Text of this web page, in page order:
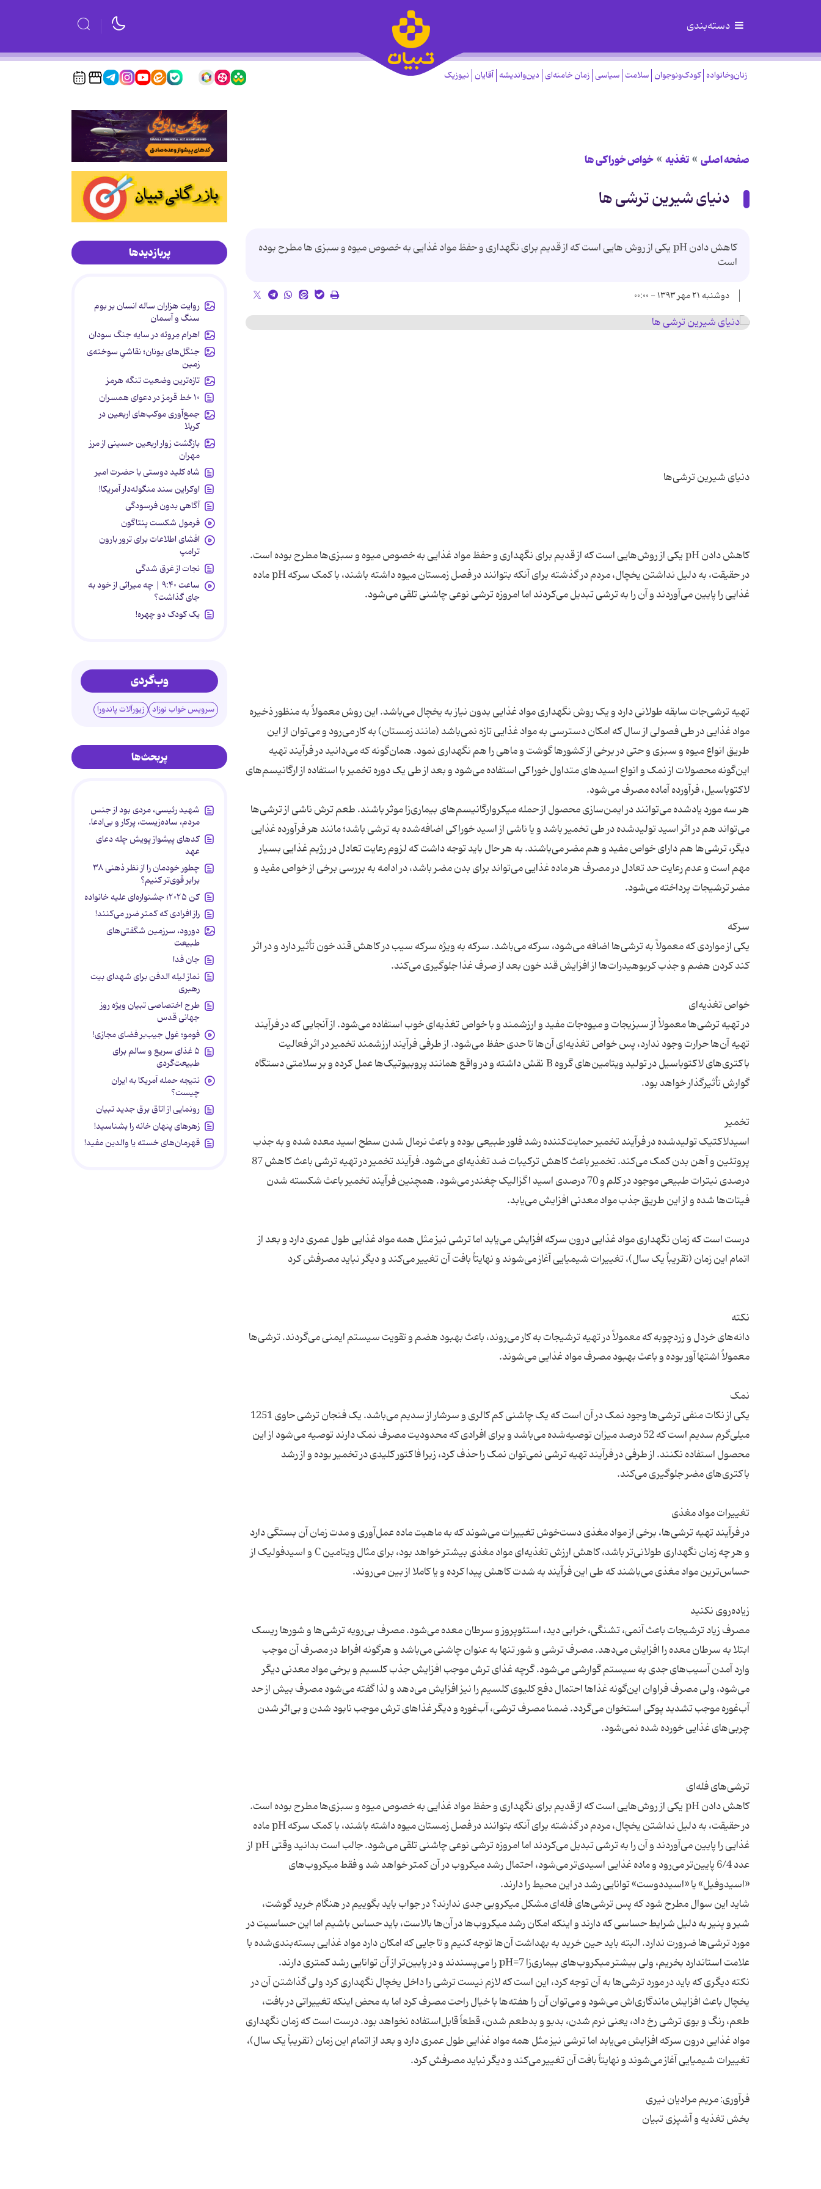
دسته‌بندی
زنان‌وخانواده کودک‌ونوجوان سلامت سیاسی زمان خامنه‌ای دین‌واندیشه آقایان نیوزیک
صفحه اصلی تغذیه خواص خوراكی ها
دنیای شیرین ترشی ها
کاهش دادن pH یکی از روش هایی است که از قدیم برای نگهداری و حفظ مواد غذایی به خصوص میوه و سبزی ها مطرح بوده
است
دوشنبه ۲۱ مهر ۱۳۹۳ - ۰۰:۰۰
کاهش دادن pH یکی از روش‌هایی است که از قدیم برای نگهداری و حفظ مواد غذایی به خصوص میوه و سبزی‌ها مطرح بوده است.
در حقیقت، به دلیل نداشتن یخچال، مردم در گذشته برای آنکه بتوانند در فصل زمستان میوه داشته باشند، با کمک سرکه pH ماده
تهیه ترشی‌جات سابقه طولانی دارد و یک روش نگهداری مواد غذایی بدون نیاز به یخچال می‌باشد. این روش معمولاً به منظور ذخیره
مواد غذایی در طی فصولی از سال که امکان دسترسی به مواد غذایی تازه نمی‌باشد (مانند زمستان) به کار می‌رود و می‌توان از این
طریق انواع میوه و سبزی و حتی در برخی از کشورها گوشت و ماهی را هم نگهداری نمود. همان‌گونه که می‌دانید در فرآیند تهیه
این‌گونه محصولات از نمک و انواع اسیدهای متداول خوراکی استفاده می‌شود و بعد از طی یک دوره تخمیر با استفاده از ارگانیسم‌های
هر سه مورد یادشده می‌توانند در ایمن‌سازی محصول از حمله میکروارگانیسم‌های بیماری‌زا موثر باشند. طعم ترش ناشی از ترشی‌ها
می‌تواند هم در اثر اسید تولیدشده در طی تخمیر باشد و یا ناشی از اسید خوراکی اضافه‌شده به ترشی باشد؛ مانند هر فرآورده غذایی
دیگر، ترشی‌ها هم دارای خواص مفید و هم مضر می‌باشند. به هر حال باید توجه داشت که لزوم رعایت تعادل در رژیم غذایی بسیار
مهم است و عدم رعایت حد تعادل در مصرف هر ماده غذایی می‌تواند برای بدن مضر باشد، در ادامه به بررسی برخی از خواص مفید و
یکی از مواردی که معمولاً به ترشی‌ها اضافه می‌شود، سرکه می‌باشد. سرکه به ویژه سرکه سیب در کاهش قند خون تأثیر دارد و در اثر
در تهیه ترشی‌ها معمولاً از سبزیجات و میوه‌جات مفید و ارزشمند و با خواص تغذیه‌ای خوب استفاده می‌شود. از آنجایی که در فرآیند
تهیه آن‌ها حرارت وجود ندارد، پس خواص تغذیه‌ای آن‌ها تا حدی حفظ می‌شود. از طرفی فرآیند ارزشمند تخمیر در اثر فعالیت
باکتری‌های لاکتوباسیل در تولید ویتامین‌های گروه B نقش داشته و در واقع همانند پروبیوتیک‌ها عمل کرده و بر سلامتی دستگاه
اسیدلاکتیک تولیدشده در فرآیند تخمیر حمایت‌کننده رشد فلور طبیعی بوده و باعث نرمال شدن سطح اسید معده شده و به جذب
پروتئین و آهن بدن کمک می‌کند. تخمیر باعث کاهش ترکیبات ضد تغذیه‌ای می‌شود. فرآیند تخمیر در تهیه ترشی باعث کاهش 87
درصدی نیترات طبیعی موجود در کلم و 70 درصدی اسید اگزالیک چغندر می‌شود. همچنین فرآیند تخمیر باعث شکسته شدن
درست است که زمان نگهداری مواد غذایی درون سرکه افزایش می‌یابد اما ترشی نیز مثل همه مواد غذایی طول عمری دارد و بعد از
دانه‌های خردل و زردچوبه که معمولاً در تهیه ترشیجات به کار می‌روند، باعث بهبود هضم و تقویت سیستم ایمنی می‌گردند. ترشی‌ها
یکی از نکات منفی ترشی‌ها وجود نمک در آن است که یک چاشنی کم کالری و سرشار از سدیم می‌باشد. یک فنجان ترشی حاوی 1251
میلی‌گرم سدیم است که 52 درصد میزان توصیه‌شده می‌باشد و برای افرادی که محدودیت مصرف نمک دارند توصیه می‌شود از این
محصول استفاده نکنند. از طرفی در فرآیند تهیه ترشی نمی‌توان نمک را حذف کرد، زیرا فاکتور کلیدی در تخمیر بوده و از رشد
در فرآیند تهیه ترشی‌ها، برخی از مواد مغذی دست‌خوش تغییرات می‌شوند که به ماهیت ماده عمل‌آوری و مدت زمان آن بستگی دارد
و هر چه زمان نگهداری طولانی‌تر باشد، کاهش ارزش تغذیه‌ای مواد مغذی بیشتر خواهد بود، برای مثال ویتامین C و اسیدفولیک از
مصرف زیاد ترشیجات باعث آنمی، تشنگی، خرابی دید، استئوپروز و سرطان معده می‌شود. مصرف بی‌رویه ترشی‌ها و شورها ریسک
ابتلا به سرطان معده را افزایش می‌دهد. مصرف ترشی و شور تنها به عنوان چاشنی می‌باشد و هرگونه افراط در مصرف آن موجب
وارد آمدن آسیب‌های جدی به سیستم گوارشی می‌شود. گرچه غذای ترش موجب افزایش جذب کلسیم و برخی مواد معدنی دیگر
می‌شود، ولی مصرف فراوان این‌گونه غذاها احتمال دفع کلیوی کلسیم را نیز افزایش می‌دهد و لذا گفته می‌شود مصرف بیش از حد
آب‌غوره موجب تشدید پوکی استخوان می‌گردد. ضمنا مصرف ترشی، آب‌غوره و دیگر غذاهای ترش موجب نابود شدن و بی‌اثر شدن
کاهش دادن pH یکی از روش‌هایی است که از قدیم برای نگهداری و حفظ مواد غذایی به خصوص میوه و سبزی‌ها مطرح بوده است.
در حقیقت، به دلیل نداشتن یخچال، مردم در گذشته برای آنکه بتوانند در فصل زمستان میوه داشته باشند، با کمک سرکه pH ماده
غذایی را پایین می‌آوردند و آن را به ترشی تبدیل می‌کردند اما امروزه ترشی نوعی چاشنی تلقی می‌شود. جالب است بدانید وقتی pH از
عدد 6/4 پایین‌تر می‌رود و ماده غذایی اسیدی‌تر می‌شود، احتمال رشد میکروب در آن کمتر خواهد شد و فقط میکروب‌های
شاید این سوال مطرح شود که پس ترشی‌های فله‌ای مشکل میکروبی جدی ندارند؟ در جواب باید بگوییم در هنگام خرید گوشت،
شیر و پنیر به دلیل شرایط حساسی که دارند و اینکه امکان رشد میکروب‌ها در آن‌ها بالاست، باید حساس باشیم اما این حساسیت در
مورد ترشی‌ها ضرورت ندارد. البته باید حین خرید به بهداشت آن‌ها توجه کنیم و تا جایی که امکان دارد مواد غذایی بسته‌بندی‌شده با
نکته دیگری که باید در مورد ترشی‌ها به آن توجه کرد، این است که لازم نیست ترشی را داخل یخچال نگهداری کرد ولی گذاشتن آن در
یخچال باعث افزایش ماندگاری‌اش می‌شود و می‌توان آن را هفته‌ها با خیال راحت مصرف کرد اما به محض اینکه تغییراتی در بافت،
طعم، رنگ و بوی ترشی رخ داد، یعنی نرم شدن، بدبو و بدطعم شدن، قطعاً قابل‌استفاده نخواهد بود. درست است که زمان نگهداری
مواد غذایی درون سرکه افزایش می‌یابد اما ترشی نیز مثل همه مواد غذایی طول عمری دارد و بعد از اتمام این زمان (تقریباً یک سال)،
پربازدیدها
روایت هزاران ساله انسان بر بوم
سنگ و آسمان
اهرام مِروئه در سایه جنگ سودان
جنگل‌های یونان؛ نقاشیِ سوخته‌ی
زمین
تازه‌ترین وضعیت تنگه هرمز
۱۰ خط قرمز در دعوای همسران
جمع‌آوری موکب‌های اربعین در
کربلا
بازگشت زوار اربعین حسینی از مرز
مهران
شاه کلید دوستی با حضرت امیر
اوکراین سند منگوله‌دار آمریکا!
آگاهی بدون فرسودگی
فرمول شکست پنتاگون
افشای اطلاعات برای ترور بارون
ترامپ
نجات از غرق شدگی
ساعت ۹:۴۰ | چه میراثی از خود به
جای گذاشت؟
یک کودک دو چهره!
وب‌گردی
سرویس خواب نوزاد زیورآلات پاندورا
پربحث‌ها
شهید رئیسی، مردی بود از جنس
مردم، ساده‌زیست، پرکار و بی‌ادعا.
کدهای پیشواز پویش چله دعای
عهد
چطور خودمان را از نظر ذهنی ۳۸
برابر قوی‌تر کنیم؟
کن ۲۰۲۵؛ جشنواره‌ای علیه خانواده
راز افرادی که کمتر ضرر می‌کنند!
دورود، سرزمین شگفتی‌های
طبیعت
جان فدا
نماز لیله الدفن برای شهدای بیت
رهبری
طرح اختصاصی تبیان ویژه روز
جهانی قدس
فومو؛ غول جیب‌بر فضای مجازی!
۵ غذای سریع و سالم برای
طبیعت‌گردی
نتیجه حمله آمریکا به ایران
چیست؟
رونمایی از اتاق برق جدید تبیان
زهرهای پنهان خانه را بشناسید!
قهرمان‌های خسته یا والدین مفید!